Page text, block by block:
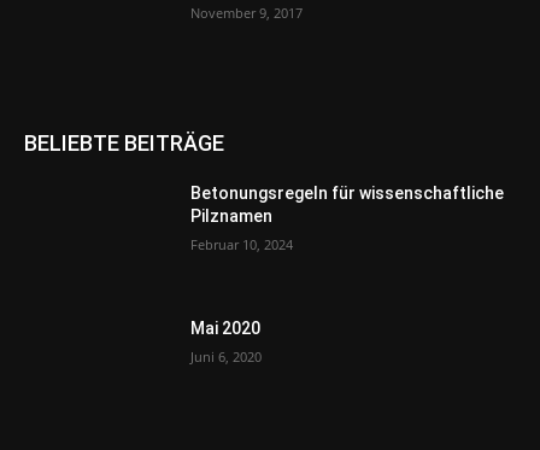
November 9, 2017
BELIEBTE BEITRÄGE
Betonungsregeln für wissenschaftliche
Pilznamen
Februar 10, 2024
Mai 2020
Juni 6, 2020